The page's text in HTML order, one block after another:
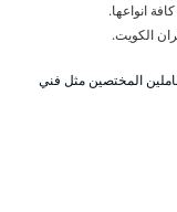
انواعها.
الكويت.
المختصين مثل فني